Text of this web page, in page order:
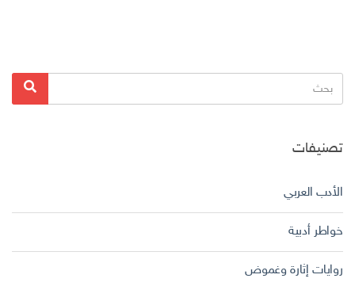
البحث
عن:
بحث
تصنيفات
الأدب العربي
خواطر أدبية
روايات إثارة وغموض